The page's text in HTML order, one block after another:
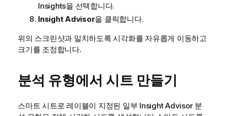
Insights을 선택합니다.
Insight Advisor을 클릭합니다.
위의 스크린샷과 일치하도록 시각화를 자유롭게 이동하고
크기를 조정합니다.
분석 유형에서 시트 만들기
스마트 시트로 레이블이 지정된 일부 Insight Advisor분